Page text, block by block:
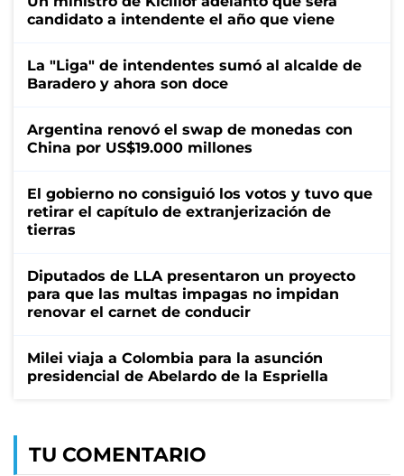
candidato a intendente el año que viene
La "Liga" de intendentes sumó al alcalde de
Baradero y ahora son doce
Argentina renovó el swap de monedas con
China por US$19.000 millones
El gobierno no consiguió los votos y tuvo que
retirar el capítulo de extranjerización de
tierras
Diputados de LLA presentaron un proyecto
para que las multas impagas no impidan
renovar el carnet de conducir
Milei viaja a Colombia para la asunción
presidencial de Abelardo de la Espriella
TU COMENTARIO